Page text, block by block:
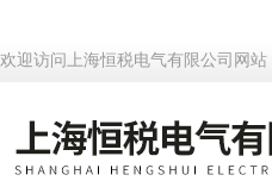
欢迎访问上海恒税电气有限公司网站